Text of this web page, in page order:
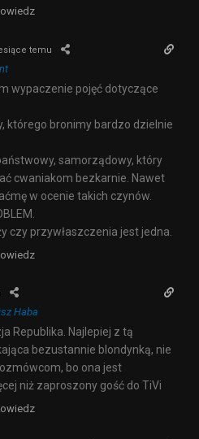
temu
wypaczenie pojęć dotyczące
którego bronimy bardzo dzielnie
samorządowy, który
cwaniakom bezkarnie. Nawet
w ocenie takich czynów.
czy przywłaszczenia jest jedna.
Haba
Republika. Najlepiej z tą
bezustannie blondynką, nie
bo ona jest
niż zaproszony gość do TiVi